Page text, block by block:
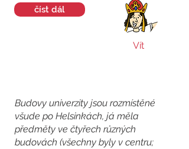
číst dál
Vít
Budovy univerzity jsou rozmístěné
všude po Helsinkách, já měla
předměty ve čtyřech různých
budovách (všechny byly v centru;